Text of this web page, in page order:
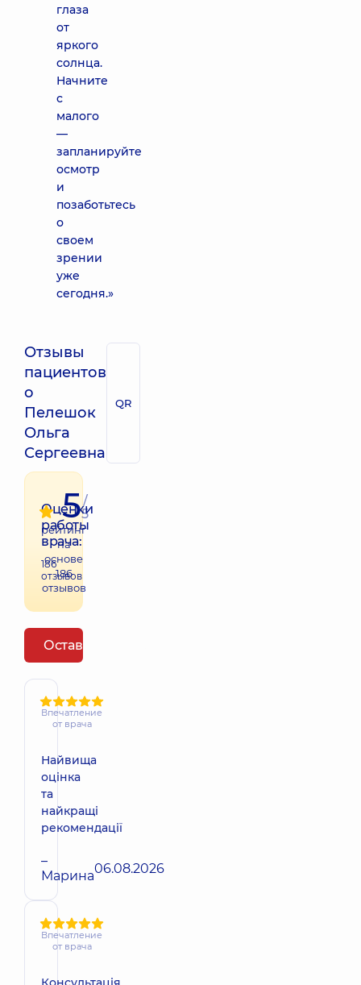
глаза
от
яркого
солнца.
Начните
с
малого
—
запланируйте
осмотр
и
позаботьтесь
о
своем
зрении
уже
сегодня.»
Отзывы
пациентов
о
Пелешок
Ольга
Сергеевна
QR
Оценки
работы
врача:
186
отзывов
5/
5
рейтинг
на
основе
186
отзывов
Оставить отзыв
Впечатление
от врача
Найвища
оцінка
та
найкращі
рекомендації
–
Марина06.08.2026
Впечатление
от врача